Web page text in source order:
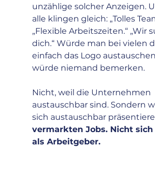
unzählige solcher Anzeigen.
alle klingen gleich: „Tolles
„Flexible Arbeitszeiten.“ „Wir
dich.“ Würde man bei vielen
einfach das Logo
würde niemand bemerken.
Nicht, weil die Unternehmen
austauschbar sind. Sondern
sich austauschbar
vermarkten Jobs. Nicht
als Arbeitgeber.